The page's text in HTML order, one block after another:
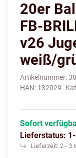
20er
FB-
v26
weiß/
Artikelnummer:
HAN: 132029
Sofort
Lieferstatus:
Lieferzeit: 2 - 3